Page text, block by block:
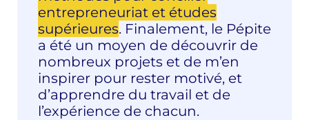
entrepreneuriat et études
supérieures. Finalement, le Pépite
a été un moyen de découvrir de
nombreux projets et de m’en
inspirer pour rester motivé, et
d’apprendre du travail et de
l’expérience de chacun.